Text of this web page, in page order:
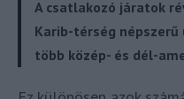
A csatlakozó járatok
Karib-térség
több közép- és dél-